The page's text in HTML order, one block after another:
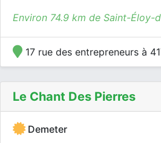
Environ 74.9 km de Saint-Éloy-
17 rue des entrepreneurs à
Le Chant Des Pierres
Demeter